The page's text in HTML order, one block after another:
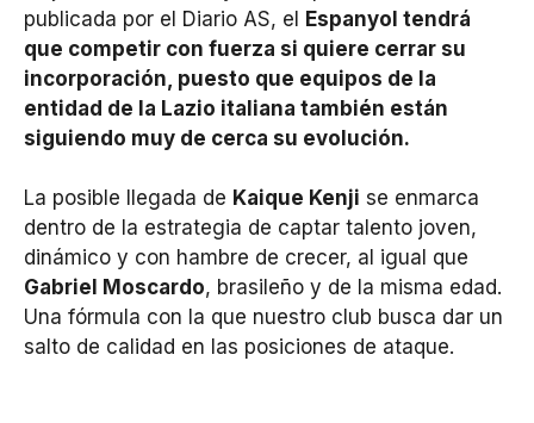
publicada por el Diario AS, el Espanyol tendrá
que competir con fuerza si quiere cerrar su
incorporación, puesto que equipos de la
entidad de la Lazio italiana también están
siguiendo muy de cerca su evolución.
La posible llegada de Kaique Kenji se enmarca
dentro de la estrategia de captar talento joven,
dinámico y con hambre de crecer, al igual que
Gabriel Moscardo, brasileño y de la misma edad.
Una fórmula con la que nuestro club busca dar un
salto de calidad en las posiciones de ataque.